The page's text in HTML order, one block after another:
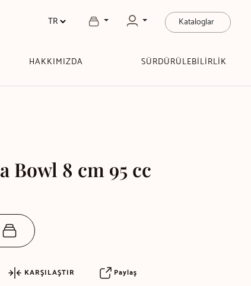
Kataloglar
HAKKIMIZDA SÜRDÜRÜLEBİLİRLİK
Bowl 8 cm 95 cc
KARŞILAŞTIR Paylaş